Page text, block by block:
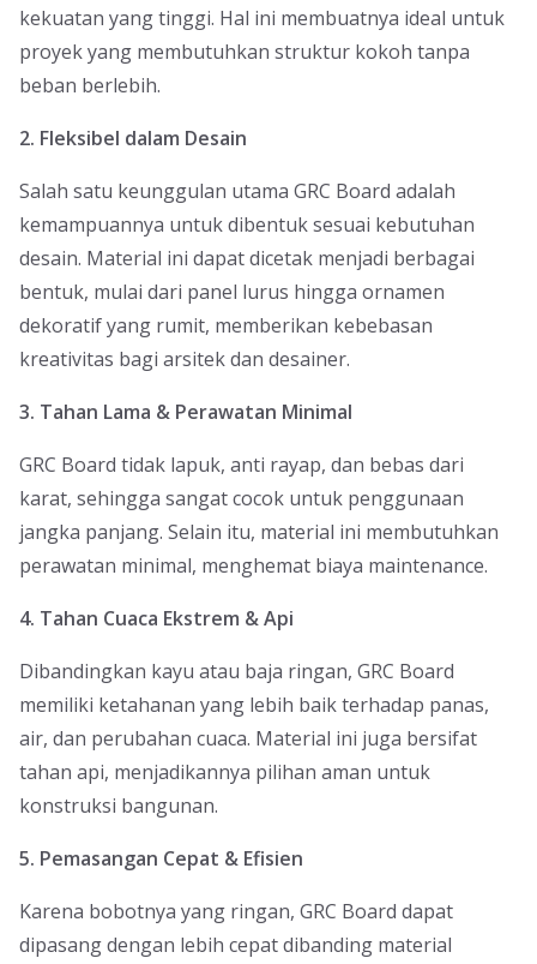
kekuatan yang tinggi. Hal ini membuatnya ideal untuk
proyek yang membutuhkan struktur kokoh tanpa
beban berlebih.
2. Fleksibel dalam Desain
Salah satu keunggulan utama GRC Board adalah
kemampuannya untuk dibentuk sesuai kebutuhan
desain. Material ini dapat dicetak menjadi berbagai
bentuk, mulai dari panel lurus hingga ornamen
dekoratif yang rumit, memberikan kebebasan
kreativitas bagi arsitek dan desainer.
3. Tahan Lama & Perawatan Minimal
GRC Board tidak lapuk, anti rayap, dan bebas dari
karat, sehingga sangat cocok untuk penggunaan
jangka panjang. Selain itu, material ini membutuhkan
perawatan minimal, menghemat biaya maintenance.
4. Tahan Cuaca Ekstrem & Api
Dibandingkan kayu atau baja ringan, GRC Board
memiliki ketahanan yang lebih baik terhadap panas,
air, dan perubahan cuaca. Material ini juga bersifat
tahan api, menjadikannya pilihan aman untuk
konstruksi bangunan.
5. Pemasangan Cepat & Efisien
Karena bobotnya yang ringan, GRC Board dapat
dipasang dengan lebih cepat dibanding material